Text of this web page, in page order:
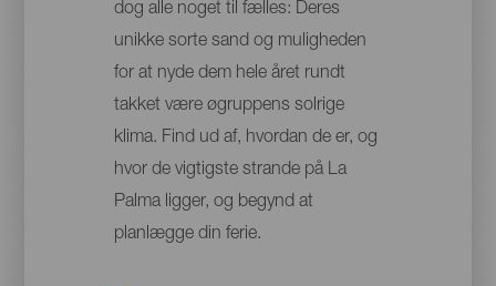
dog alle noget til fælles: Deres
unikke sorte sand og muligheden
for at nyde dem hele året rundt
takket være øgruppens solrige
klima. Find ud af, hvordan de er, og
hvor de vigtigste strande på La
Palma ligger, og begynd at
planlægge din ferie.